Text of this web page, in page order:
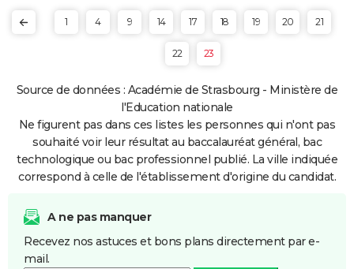
1 4 9 14 17 18 19 20 21
22 23
Source de données : Académie de Strasbourg - Ministère de
l'Education nationale
Ne figurent pas dans ces listes les personnes qui n'ont pas
souhaité voir leur résultat au baccalauréat général, bac
technologique ou bac professionnel publié. La ville indiquée
correspond à celle de l'établissement d'origine du candidat.
A ne pas manquer
Recevez nos astuces et bons plans directement par e-
mail.